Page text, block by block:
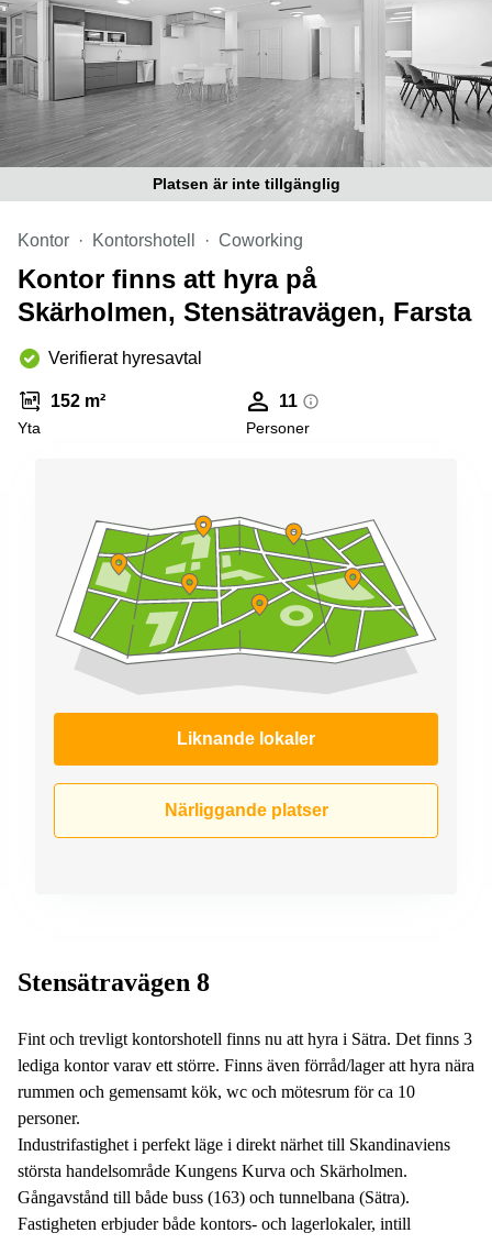
Lediga
lokaler
Hägersten
Platsen är inte tillgänglig
Kontor Kontorshotell Coworking
Kontor finns att hyra på
Skärholmen, Stensätravägen, Farsta
Verifierat hyresavtal
152 m²
Yta
11
Personer
Liknande lokaler
Närliggande platser
Stensätravägen 8
Fint och trevligt kontorshotell finns nu att hyra i Sätra. Det finns 3
lediga kontor varav ett större. Finns även förråd/lager att hyra nära
rummen och gemensamt kök, wc och mötesrum för ca 10
personer.
Industrifastighet i perfekt läge i direkt närhet till Skandinaviens
största handelsområde Kungens Kurva och Skärholmen.
Gångavstånd till både buss (163) och tunnelbana (Sätra).
Fastigheten erbjuder både kontors- och lagerlokaler, intill